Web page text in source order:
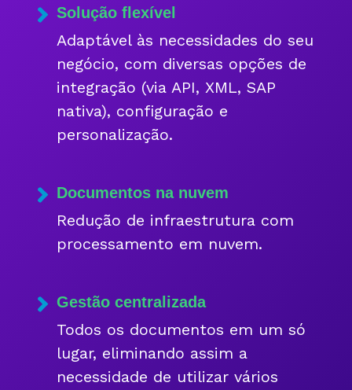
Solução flexível
Adaptável às necessidades do seu
negócio, com diversas opções de
integração (via API, XML, SAP
nativa), configuração e
personalização.
Documentos na nuvem
Redução de infraestrutura com
processamento em nuvem.
Gestão centralizada
Todos os documentos em um só
lugar, eliminando assim a
necessidade de utilizar vários